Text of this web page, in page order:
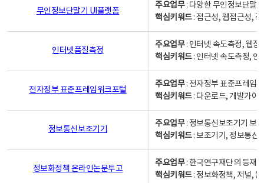
무인정보단말기 UI플랫폼
주요업무: 다양한 무인정보단말
핵심키워드: 접근성, 웹접근성,
인터넷품질측정
주요업무: 인터넷 속도측정, 웹접
핵심키워드: 인터넷 속도측정, 인
전자정부 표준프레임워크포털
주요업무: 전자정부 표준프레임
핵심키워드: 다운로드, 개발가이
정보통신보조기기
주요업무: 정보통신보조기기 보
핵심키워드: 보조기기, 정보통신
정보화정책 온라인논문투고
주요업무: 한국연구재단의 등재
핵심키워드: 정보화정책, 저널,